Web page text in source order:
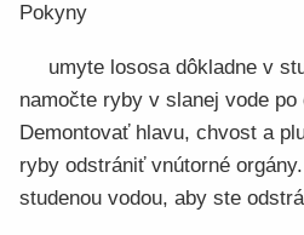
Pokyny
umyte lososa dôkladne v
namočte ryby v slanej vode po
Demontovať hlavu, chvost a
ryby odstrániť vnútorné
studenou vodou, aby ste